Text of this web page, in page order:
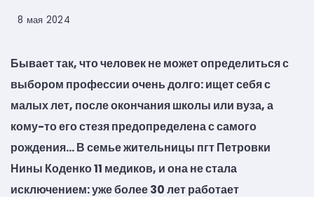
8 мая 2024
Бывает так, что человек не может определиться с
выбором профессии очень долго: ищет себя с
малых лет, после окончания школы или вуза, а
кому-то его стезя предопределена с самого
рождения… В семье жительницы пгт Петровки
Нины Коденко 11 медиков, и она не стала
исключением: уже более30 лет работает